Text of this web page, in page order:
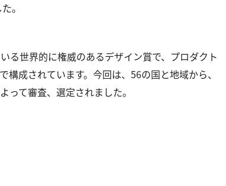
。
る世界的に権威のあるデザイン賞で、プロダクト
成されています。今回は、56の国と地域から、
って審査、選定されました。